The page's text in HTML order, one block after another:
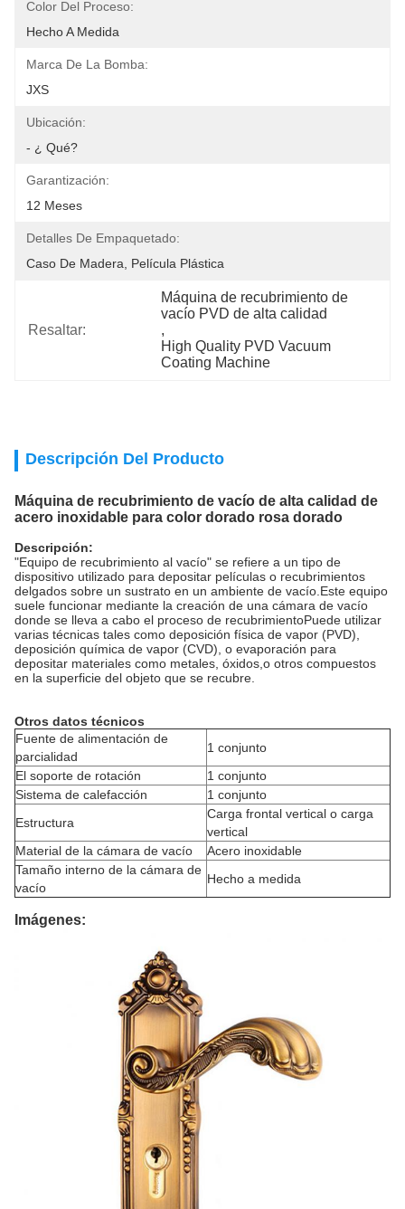
Color Del Proceso:
Hecho A Medida
Marca De La Bomba:
JXS
Ubicación:
- ¿ Qué?
Garantización:
12 Meses
Detalles De Empaquetado:
Caso De Madera, Película Plástica
Resaltar:
Máquina de recubrimiento de
vacío PVD de alta calidad
,
High Quality PVD Vacuum
Coating Machine
Descripción Del Producto
Máquina de recubrimiento de vacío de alta calidad de
acero inoxidable para color dorado rosa dorado
Descripción:
"Equipo de recubrimiento al vacío" se refiere a un tipo de
dispositivo utilizado para depositar películas o recubrimientos
delgados sobre un sustrato en un ambiente de vacío.Este equipo
suele funcionar mediante la creación de una cámara de vacío
donde se lleva a cabo el proceso de recubrimientoPuede utilizar
varias técnicas tales como deposición física de vapor (PVD),
deposición química de vapor (CVD), o evaporación para
depositar materiales como metales, óxidos,o otros compuestos
en la superficie del objeto que se recubre.
Otros datos técnicos
Fuente de alimentación de
parcialidad
1 conjunto
El soporte de rotación
1 conjunto
Sistema de calefacción
1 conjunto
Estructura
Carga frontal vertical o carga
vertical
Material de la cámara de vacío
Acero inoxidable
Tamaño interno de la cámara de
vacío
Hecho a medida
Imágenes: